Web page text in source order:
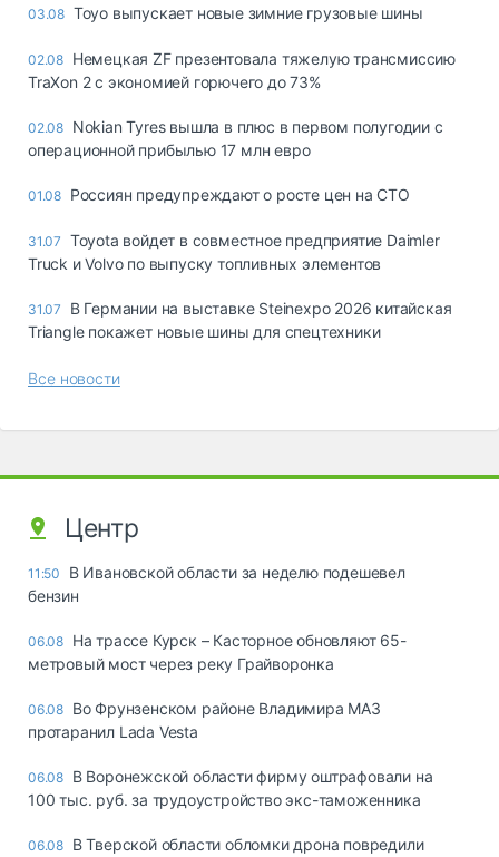
03.08 Toyo выпускает новые зимние грузовые шины
02.08 Немецкая ZF презентовала тяжелую трансмиссию
TraXon 2 с экономией горючего до 73%
02.08 Nokian Tyres вышла в плюс в первом полугодии с
операционной прибылью 17 млн евро
01.08 Россиян предупреждают о росте цен на СТО
31.07 Toyota войдет в совместное предприятие Daimler
Truck и Volvo по выпуску топливных элементов
31.07
В Германии на выставке Steinexpo 2026 китайская
Triangle покажет новые шины для спецтехники
Все новости
Центр
11:50
В Ивановской области за неделю подешевел
бензин
06.08 На трассе Курск – Касторное обновляют 65-
метровый мост через реку Грайворонка
06.08 Во Фрунзенском районе Владимира МАЗ
протаранил Lada Vesta
06.08 В Воронежской области фирму оштрафовали на
100 тыс. руб. за трудоустройство экс-таможенника
06.08 В Тверской области обломки дрона повредили